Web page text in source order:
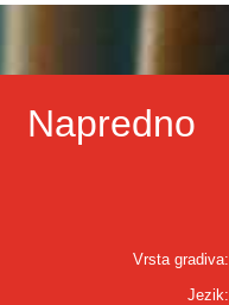
Napredno
Vrsta gradiva:
Jezik: